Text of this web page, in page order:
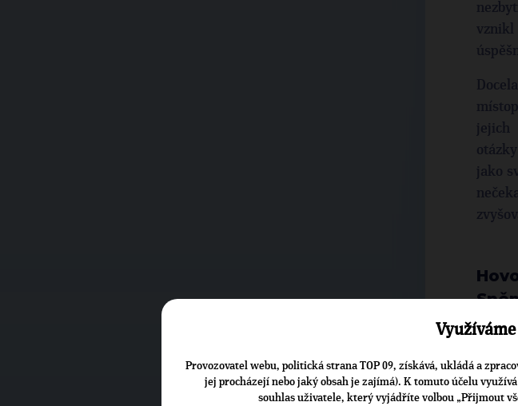
jejich
jako
zvolí,
Provozovatel webu, politická strana TOP 09, získává, ukládá a
jej procházejí nebo jaký obsah je zajímá). K tomuto účelu
souhlas uživatele, který vyjádříte volbou „Přijmout